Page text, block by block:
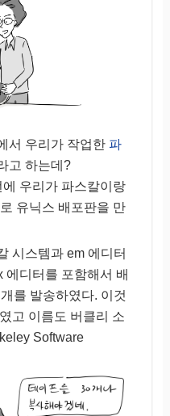
서 우리가 작업한 파
고 하는데?
우리가 파스칼이랑
유닉스 배포판을 만
시스템과 em 에디터
에디터를 포함해서 배
를 발송하였다. 이것
고 이름도 버클리 소
Software